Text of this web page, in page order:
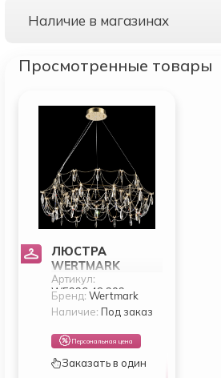
Наличие в магазинах
Просмотренные товары
ЛЮСТРА
WERTMARK
FELICIA
WE336.48.303
Артикул:
WE336.48.303
Бренд:Wertmark
Наличие: Под заказ
Персональная цена
Заказать в один